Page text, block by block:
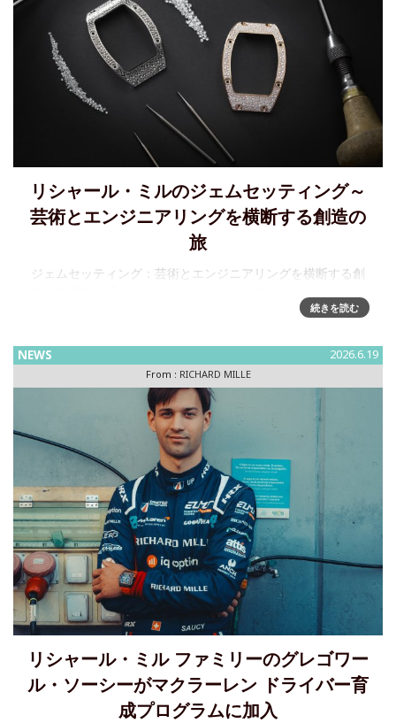
リシャール・ミルのジェムセッティング～
芸術とエンジニアリングを横断する創造の
旅
ジェムセッティング：芸術とエンジニアリングを横断する創
ュエリーや時計をはじめとするさまざまなオブジェを彩って
は、美しさ、技術的完成
続きを読む
NEWS 2026.6.19
From : RICHARD MILLE
リシャール・ミル ファミリーのグレゴワー
ル・ソーシーがマクラーレン ドライバー育
成プログラムに加入